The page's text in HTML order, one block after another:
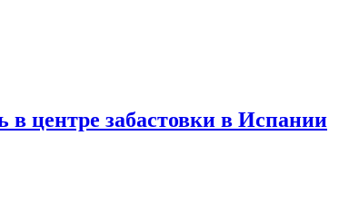
в центре забастовки в Испании